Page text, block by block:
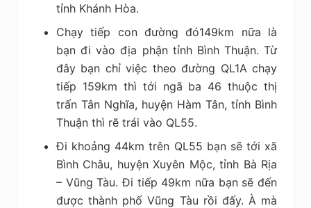
tỉnh Khánh Hòa.
Chạy tiếp con đường đó149km nữa là
bạn đi vào địa phận tỉnh Bình Thuận. Từ
đây bạn chỉ việc theo đường QL1A chạy
tiếp 159km thì tới ngã ba 46 thuộc thị
trấn Tân Nghĩa, huyện Hàm Tân, tỉnh Bình
Thuận thì rẽ trái vào QL55.
Đi khoảng 44km trên QL55 bạn sẽ tới xã
Bình Châu, huyện Xuyên Mộc, tỉnh Bà Rịa
– Vũng Tàu. Đi tiếp 49km nữa bạn sẽ đến
được thành phố Vũng Tàu rồi đấy. À mà